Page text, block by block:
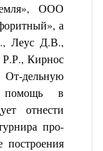
ООО
а
Леус Д.В.,
Кирнос
дельную
помощь в
отнести
про-